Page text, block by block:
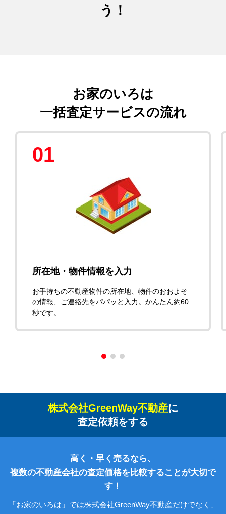
う！
お家のいろは
一括査定サービスの流れ
01
所在地・物件情報を入力
お手持ちの不動産物件の所在地、物件のおおよそ
の情報、ご連絡先をパパッと入力。かんたん約60
秒です。
株式会社GreenWay不動産に
査定依頼をする
高く・早く売るなら、
複数の不動産会社の査定価格を比較することが大切で
す！
「お家のいろは」では株式会社GreenWay不動産だけでなく、